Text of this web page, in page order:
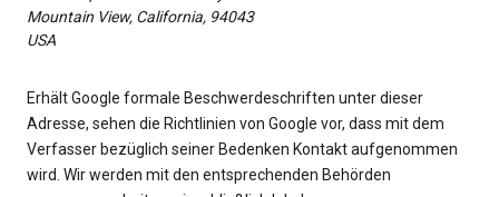
Mountain View, California, 94043
USA
Erhält Google formale Beschwerdeschriften unter dieser
Adresse, sehen die Richtlinien von Google vor, dass mit dem
Verfasser bezüglich seiner Bedenken Kontakt aufgenommen
wird. Wir werden mit den entsprechenden Behörden